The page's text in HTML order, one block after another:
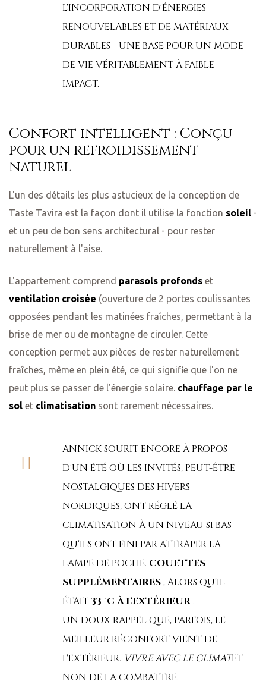
L'INCORPORATION D'ÉNERGIES
RENOUVELABLES ET DE MATÉRIAUX
DURABLES - UNE BASE POUR UN MODE
DE VIE VÉRITABLEMENT À FAIBLE
IMPACT.
Confort intelligent : Conçu
pour un refroidissement
naturel
L'un des détails les plus astucieux de la conception de
Taste Tavira est la façon dont il utilise la fonction soleil -
et un peu de bon sens architectural - pour rester
naturellement à l'aise.
L'appartement comprend parasols profonds et
ventilation croisée (ouverture de 2 portes coulissantes
opposées pendant les matinées fraîches, permettant à la
brise de mer ou de montagne de circuler. Cette
conception permet aux pièces de rester naturellement
fraîches, même en plein été, ce qui signifie que l'on ne
peut plus se passer de l'énergie solaire. chauffage par le
sol et climatisation sont rarement nécessaires.
ANNICK SOURIT ENCORE À PROPOS
D'UN ÉTÉ OÙ LES INVITÉS, PEUT-ÊTRE
NOSTALGIQUES DES HIVERS
NORDIQUES, ONT RÉGLÉ LA
CLIMATISATION À UN NIVEAU SI BAS
QU'ILS ONT FINI PAR ATTRAPER LA
LAMPE DE POCHE. COUETTES
SUPPLÉMENTAIRES , ALORS QU'IL
ÉTAIT33 °C À L'EXTÉRIEUR.
UN DOUX RAPPEL QUE, PARFOIS, LE
MEILLEUR RÉCONFORT VIENT DE
L'EXTÉRIEUR. VIVRE AVEC LE CLIMATET
NON DE LA COMBATTRE.